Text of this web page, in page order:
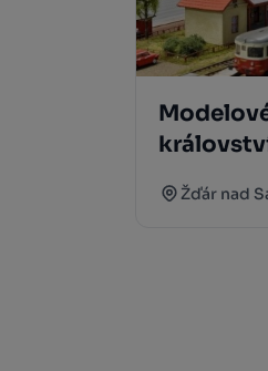
Žďár nad